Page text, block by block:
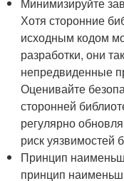
Хотя сторонние
исходным кодом
разработки, они
непредвиденные
Оценивайте
сторонней
регулярно
риск уязвимостей
Принцип
принцип